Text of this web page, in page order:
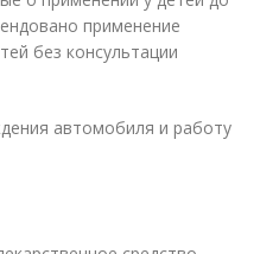
применение
без консультации
автомобиля и работу